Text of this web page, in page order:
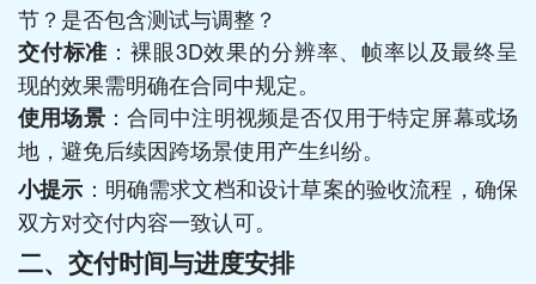
节？是否包含测试与调整？
交付标准 ：裸眼3D效果的分辨率、帧率以及最终呈
现的效果需明确在合同中规定。
使用场景：合同中注明视频是否仅用于特定屏幕或场
地，避免后续因跨场景使用产生纠纷。
小提示 ：明确需求文档和设计草案的验收流程，确保
双方对交付内容一致认可。
二、交付时间与进度安排